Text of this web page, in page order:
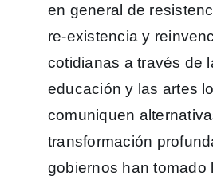
en general de
re-existencia y
cotidianas a través de
educación y las artes
comuniquen
transformación
gobiernos han tomado